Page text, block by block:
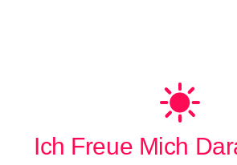
Ich Freue Mich